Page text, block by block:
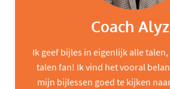
Coach
Ik geef bijles in eigenlijk alle
talen fan! Ik vind het vooral
mijn bijlessen goed te kijken